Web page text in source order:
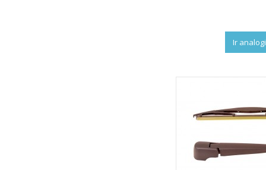
Ir analogi